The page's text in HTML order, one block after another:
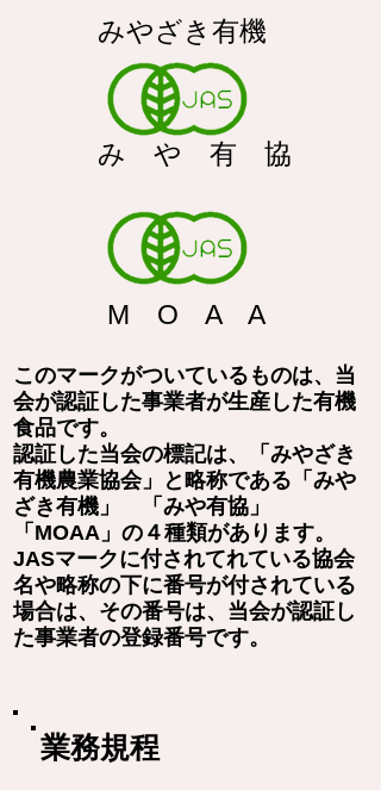
みやざき有機
み や 有 協
M O A A
このマークがついているものは、当
会が認証した事業者が生産した有機
食品です。
認証した当会の標記は、「みやざき
有機農業協会」と略称である「みや
ざき有機」 「みや有協」
「MOAA」の４種類があります。
​JASマークに付されてれている協会
名や略称の下に番号が付されている
場合は、その番号は、当会が認証し
た事業者の登録番号です。
​業務規程